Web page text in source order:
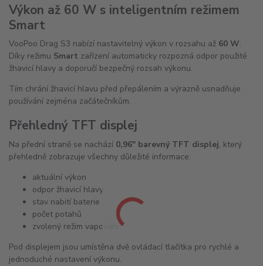
Výkon až 60 W s inteligentním režimem
Smart
VooPoo Drag S3 nabízí nastavitelný výkon v rozsahu až 60 W.
Díky režimu Smart zařízení automaticky rozpozná odpor použité
žhavicí hlavy a doporučí bezpečný rozsah výkonu.
Tím chrání žhavicí hlavu před přepálením a výrazně usnadňuje
používání zejména začátečníkům.
Přehledný TFT displej
Na přední straně se nachází 0,96" barevný TFT displej, který
přehledně zobrazuje všechny důležité informace:
aktuální výkon
odpor žhavicí hlavy
stav nabití baterie
počet potahů
zvolený režim vapování
Pod displejem jsou umístěna dvě ovládací tlačítka pro rychlé a
jednoduché nastavení výkonu.